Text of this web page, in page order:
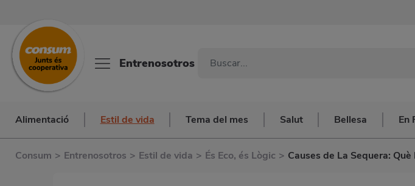
Entrenosotros
Alimentació Estil de vida Tema del mes Salut Bellesa En
Consum > Entrenosotros > Estil de vida > És Eco, és Lògic > Causes de La Sequera: Què